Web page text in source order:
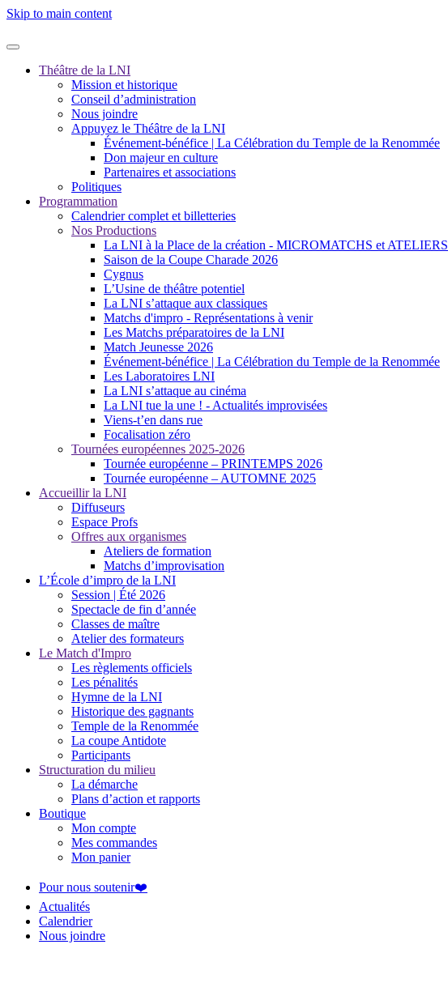
Skip to main content
Théâtre de la LNI
Mission et historique
Conseil d’administration
Nous joindre
Appuyez le Théâtre de la LNI
Événement-bénéfice | La Célébration du Temple de la Renommée
Don majeur en culture
Partenaires et associations
Politiques
Programmation
Calendrier complet et billetteries
Nos Productions
La LNI à la Place de la création - MICROMATCHS et ATELIERS
Saison de la Coupe Charade 2026
Cygnus
L’Usine de théâtre potentiel
La LNI s’attaque aux classiques
Matchs d'impro - Représentations à venir
Les Matchs préparatoires de la LNI
Match Jeunesse 2026
Événement-bénéfice | La Célébration du Temple de la Renommée
Les Laboratoires LNI
La LNI s’attaque au cinéma
La LNI tue la une ! - Actualités improvisées
Viens-t’en dans rue
Focalisation zéro
Tournées européennes 2025-2026
Tournée européenne – PRINTEMPS 2026
Tournée européenne – AUTOMNE 2025
Accueillir la LNI
Diffuseurs
Espace Profs
Offres aux organismes
Ateliers de formation
Matchs d’improvisation
L’École d’impro de la LNI
Session | Été 2026
Spectacle de fin d’année
Classes de maître
Atelier des formateurs
Le Match d'Impro
Les règlements officiels
Les pénalités
Hymne de la LNI
Historique des gagnants
Temple de la Renommée
La coupe Antidote
Participants
Structuration du milieu
La démarche
Plans d’action et rapports
Boutique
Mon compte
Mes commandes
Mon panier
Pour nous soutenir❤️
Actualités
Calendrier
Nous joindre